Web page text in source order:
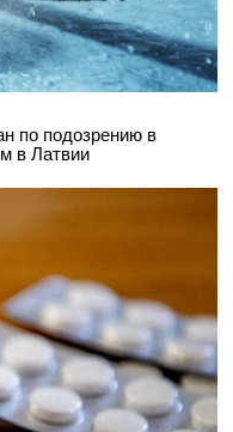
по подозрению в
в Латвии